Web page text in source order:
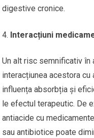
digestive cronice.
Interacțiuni
Un alt risc semnificativ în
interacțiunea acestora
influența absorbția și
le efectul terapeutic. De
antiacide cu
sau antibiotice poate